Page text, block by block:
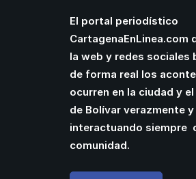
El portal periodístico
CartagenaEnLinea.com
la web y redes sociales
de forma real los
ocurren en la ciudad y
de Bolívar verazmente
interactuando siempre
comunidad.